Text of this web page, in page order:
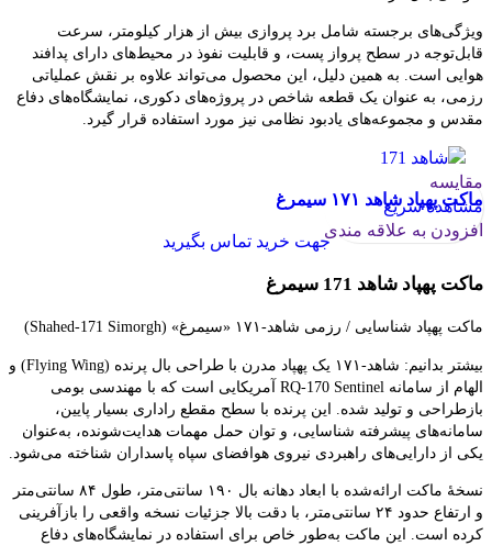
ویژگی‌های برجسته شامل برد پروازی بیش از هزار کیلومتر، سرعت
قابل‌توجه در سطح پرواز پست، و قابلیت نفوذ در محیط‌های دارای پدافند
هوایی است. به همین دلیل، این محصول می‌تواند علاوه بر نقش عملیاتی
رزمی، به عنوان یک قطعه شاخص در پروژه‌های دکوری، نمایشگاه‌های دفاع
مقدس و مجموعه‌های یادبود نظامی نیز مورد استفاده قرار گیرد.
مقایسه
مشاهده سریع
افزودن به علاقه مندی
ماکت پهپاد شاهد ۱۷۱ سیمرغ
جهت خرید تماس بگیرید
ماکت پهپاد شاهد 171 سیمرغ
ماکت پهپاد شناسایی / رزمی شاهد‑۱۷۱ «سیمرغ» (Shahed‑171 Simorgh)
بیشتر بدانیم: شاهد‑۱۷۱ یک پهپاد مدرن با طراحی بال پرنده (Flying Wing) و
الهام از سامانه RQ‑170 Sentinel آمریکایی است که با مهندسی بومی
بازطراحی و تولید شده. این پرنده با سطح مقطع راداری بسیار پایین،
سامانه‌های پیشرفته شناسایی، و توان حمل مهمات هدایت‌شونده، به‌عنوان
یکی از دارایی‌های راهبردی نیروی هوافضای سپاه پاسداران شناخته می‌شود.
نسخهٔ ماکت ارائه‌شده با ابعاد دهانه بال ۱۹۰ سانتی‌متر، طول ۸۴ سانتی‌متر
و ارتفاع حدود ۲۴ سانتی‌متر، با دقت بالا جزئیات نسخه واقعی را بازآفرینی
کرده است. این ماکت به‌طور خاص برای استفاده در نمایشگاه‌های دفاع